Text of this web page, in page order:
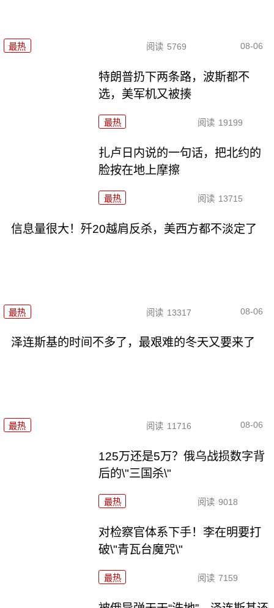
最热 阅读 5769 08-06
特朗普扔下两条路，波斯都不
选，美军机又被揍
最热 阅读 19199
扎卢日内说的一句话，把北约的
脸按在地上摩擦
最热 阅读 13715
信息量很大！歼20越肩反杀，美西方都不淡定了
最热 阅读 13317 08-06
泽连斯基的时间不多了，最艰难的冬天又要来了
最热 阅读 11716 08-06
125万还是5万？俄乌战损数字背
后的\"三国杀\"
最热 阅读 9018
对检察官体系下手！李在明要打
破\"青瓦台魔咒\"
最热 阅读 7159